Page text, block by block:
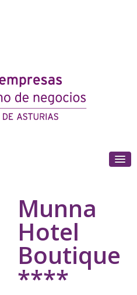
Munna
Hotel
Boutique
****